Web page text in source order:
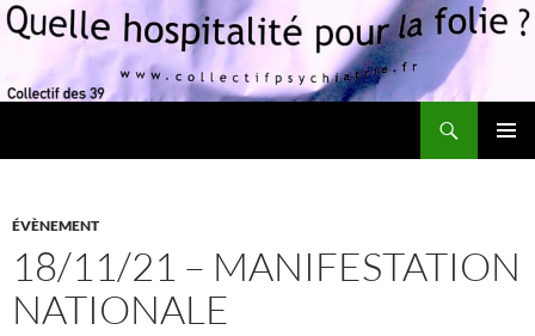
ÉVÈNEMENT
18/11/21 – MANIFESTATION
NATIONALE